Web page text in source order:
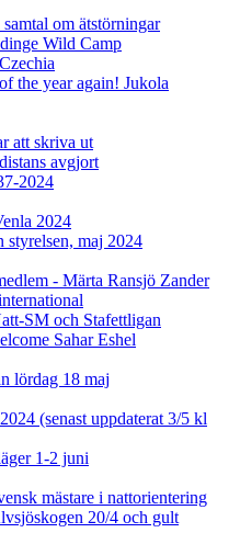
om ätstörningar
Wild Camp
the year again! Jukola
att skriva ut
avgjort
2024
2024
styrelsen, maj 2024
- Märta Ransjö Zander
SM och Stafettligan
Sahar Eshel
lördag 18 maj
(senast uppdaterat 3/5 kl
1-2 juni
mästare i nattorientering
20/4 och gult